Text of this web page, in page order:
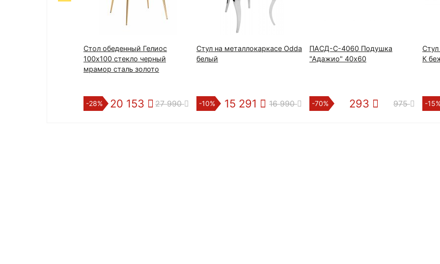
Стол обеденный Гелиос
100х100 стекло черный
мрамор сталь золото
-28% 20 153 27 990
Стул на металлокаркасе Odda
белый
-10% 15 291 16 990
ПАСД-С-4060 Подушка
"Адажио" 40х60
-70% 293 975
К
-